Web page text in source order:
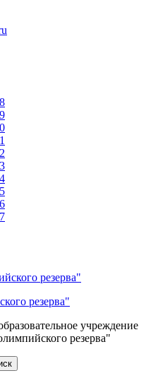
резерва"
учреждение
резерва"